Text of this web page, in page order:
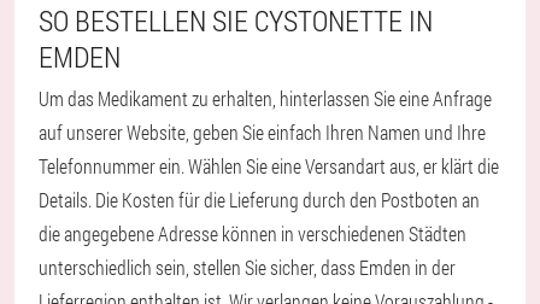
SO BESTELLEN SIE CYSTONETTE IN
EMDEN
Um das Medikament zu erhalten, hinterlassen Sie eine Anfrage
auf unserer Website, geben Sie einfach Ihren Namen und Ihre
Telefonnummer ein. Wählen Sie eine Versandart aus, er klärt die
Details. Die Kosten für die Lieferung durch den Postboten an
die angegebene Adresse können in verschiedenen Städten
unterschiedlich sein, stellen Sie sicher, dass Emden in der